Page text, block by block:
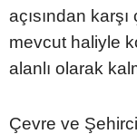
açısından karşı
mevcut haliyle
alanlı olarak
Çevre ve